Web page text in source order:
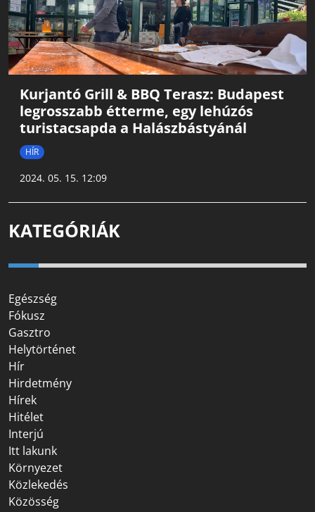
Kurjantó Grill & BBQ Terasz: Budapest
legrosszabb étterme, egy lehúzós
turistacsapda a Halászbástyánál
HÍR
2024. 05. 15. 12:09
KATEGÓRIÁK
Egészség
Fókusz
Gasztro
Helytörténet
Hír
Hirdetmény
Hírek
Hitélet
Interjú
Itt lakunk
Környezet
Közlekedés
Közösség